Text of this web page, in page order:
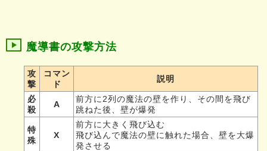
魔導書の攻撃方法
攻
撃
コマン
ド
説明
必
殺
A
前方に2列の魔法の壁を作り、その間を飛び
跳ねた後、壁が爆発
特
殊
X
前方に大きく飛び込む
飛び込んで魔法の壁に触れた場合、壁を大爆
発させる